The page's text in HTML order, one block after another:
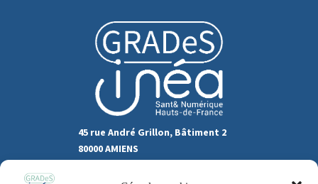
45 rue André Grillon, Bâtiment 2
80000 AMIENS